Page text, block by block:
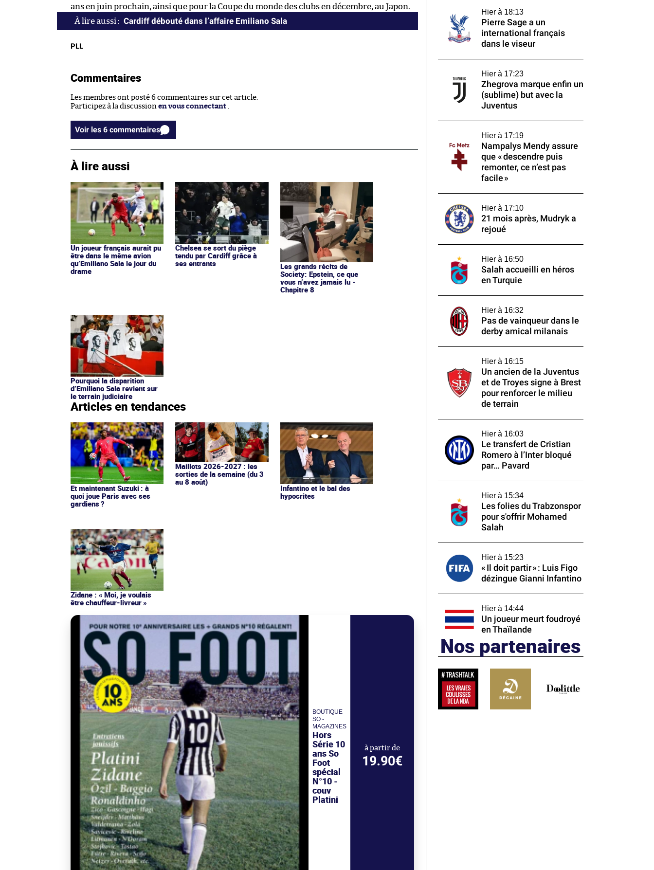
ans en juin prochain, ainsi que pour la Coupe du monde des clubs en décembre, au Japon.
Cardiff débouté dans l’affaire Emiliano Sala
PLL
Commentaires
Les membres ont posté 6 commentaires sur cet article.
Participez à la discussion en vous connectant
Voir les 6 commentaires
À lire aussi
Un joueur français aurait pu
être dans le même avion
qu’Emiliano Sala le jour du
drame
Chelsea se sort du piège
tendu par Cardiff grâce à
ses entrants
Les grands récits de
Society: Epstein, ce que
vous n’avez jamais lu -
Chapitre 8
Pourquoi la disparition
d’Emiliano Sala revient sur
le terrain judiciaire
Articles en tendances
Et maintenant Suzuki : à
quoi joue Paris avec ses
gardiens ?
Maillots 2026-2027 : les
sorties de la semaine (du 3
au 8 août)
Infantino et le bal des
hypocrites
Zidane : « Moi, je voulais
être chauffeur-livreur »
BOUTIQUE
SO -
MAGAZINES
Hors
Série 10
ans So
Foot
spécial
N°10 -
couv
Platini
à partir de
19.90€
Hier à 18:13
Pierre Sage a un
international français
dans le viseur
Hier à 17:23
Zhegrova marque enfin un
(sublime) but avec la
Juventus
Hier à 17:19
Nampalys Mendy assure
que « descendre puis
remonter, ce n’est pas
facile »
Hier à 17:10
21 mois après, Mudryk a
rejoué
Hier à 16:50
Salah accueilli en héros
en Turquie
Hier à 16:32
Pas de vainqueur dans le
derby amical milanais
Hier à 16:15
Un ancien de la Juventus
et de Troyes signe à Brest
pour renforcer le milieu
de terrain
Hier à 16:03
Le transfert de Cristian
Romero à l’Inter bloqué
par… Pavard
Hier à 15:34
Les folies du Trabzonspor
pour s'offrir Mohamed
Salah
Hier à 15:23
« Il doit partir » : Luis Figo
dézingue Gianni Infantino
Hier à 14:44
Un joueur meurt foudroyé
en Thaïlande
Nos partenaires